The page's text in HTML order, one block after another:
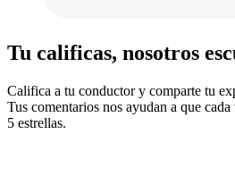
Tu calificas, nosotros
Califica a tu conductor y comparte tu
Tus comentarios nos ayudan a que
5 estrellas.